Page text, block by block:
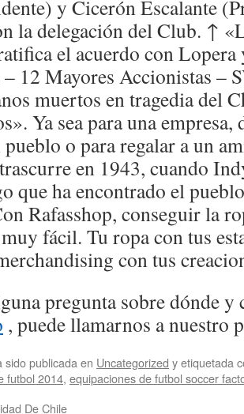
y Cicerón Escalante
la delegación del Club. ↑
el acuerdo con
12 Mayores Accionistas –
muertos en tragedia del
Ya sea para una empresa,
pueblo o para regalar a un
en 1943, cuando
que ha encontrado el
Rafasshop, conseguir la
fácil. Tu ropa con tus
con tus
pregunta sobre dónde
, puede llamarnos a nuestro
sido publicada en Uncategorized y etiquetada
futbol 2014, equipaciones de futbol soccer
De Chile